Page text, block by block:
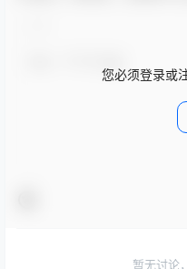
您必须登录或
暂无讨论